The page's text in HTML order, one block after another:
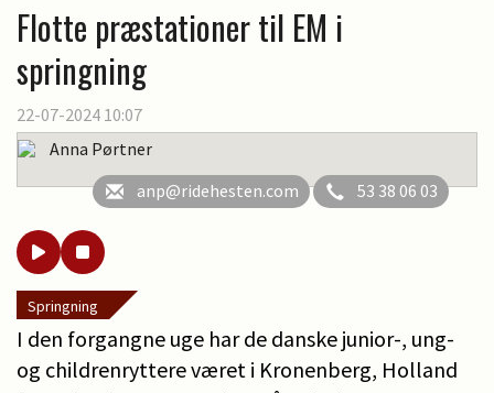
Flotte præstationer til EM i
springning
22-07-2024 10:07
Anna Pørtner
anp@ridehesten.com
53 38 06 03
Springning
I den forgangne uge har de danske junior-, ung-
og childrenryttere været i Kronenberg, Holland